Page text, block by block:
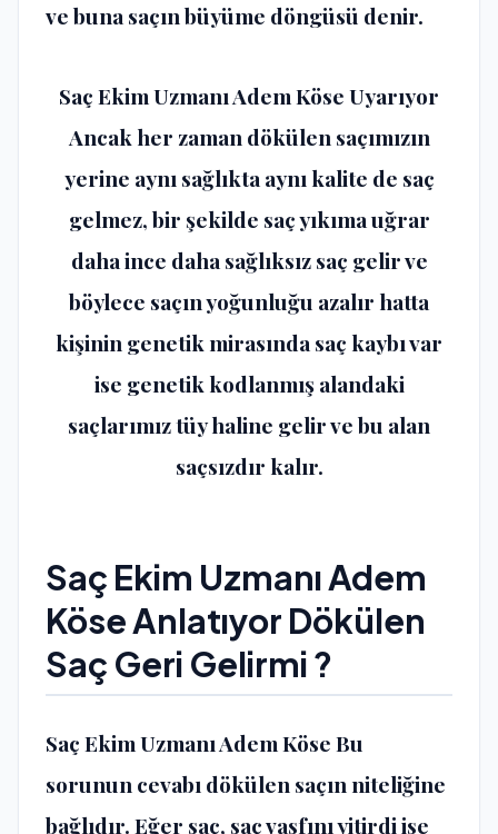
ve buna saçın büyüme döngüsü denir.
Saç Ekim Uzmanı Adem Köse Uyarıyor
Ancak her zaman dökülen saçımızın
yerine aynı sağlıkta aynı kalite de saç
gelmez, bir şekilde saç yıkıma uğrar
daha ince daha sağlıksız saç gelir ve
böylece saçın yoğunluğu azalır hatta
kişinin genetik mirasında saç kaybı var
ise genetik kodlanmış alandaki
saçlarımız tüy haline gelir ve bu alan
saçsızdır kalır.
Saç Ekim Uzmanı Adem
Köse Anlatıyor Dökülen
Saç Geri Gelirmi ?
Saç Ekim Uzmanı Adem Köse Bu
sorunun cevabı dökülen saçın niteliğine
bağlıdır. Eğer saç, saç vasfını yitirdi ise